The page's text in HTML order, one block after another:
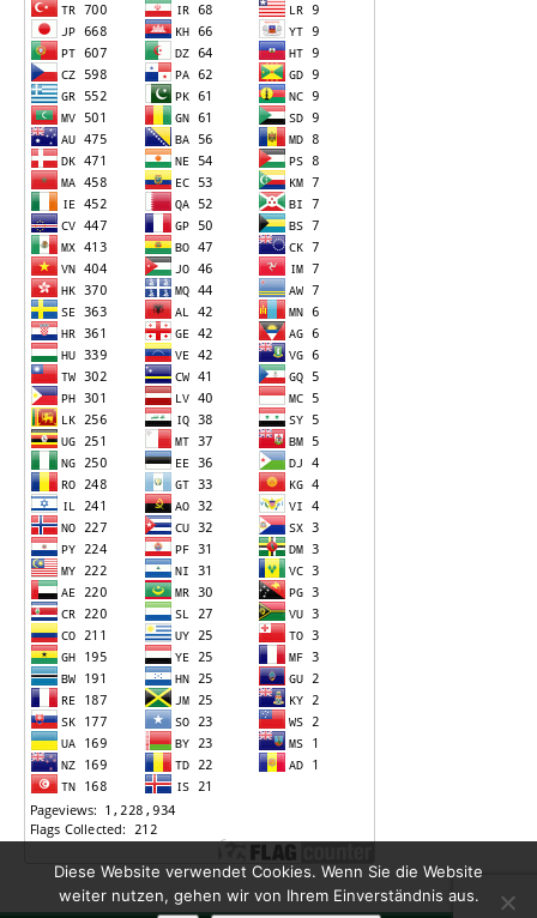
Diese Website verwendet Cookies. Wenn Sie die Website
weiter nutzen, gehen wir von Ihrem Einverständnis aus.